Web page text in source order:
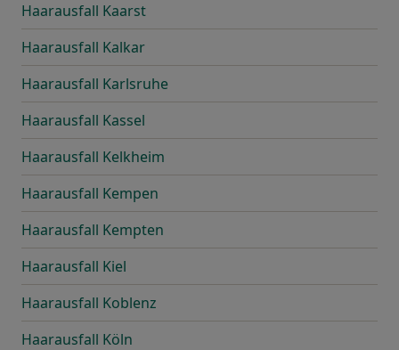
Haarausfall Kaarst
Haarausfall Kalkar
Haarausfall Karlsruhe
Haarausfall Kassel
Haarausfall Kelkheim
Haarausfall Kempen
Haarausfall Kempten
Haarausfall Kiel
Haarausfall Koblenz
Haarausfall Köln